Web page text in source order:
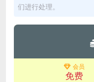
们进行处理。
会员
免费